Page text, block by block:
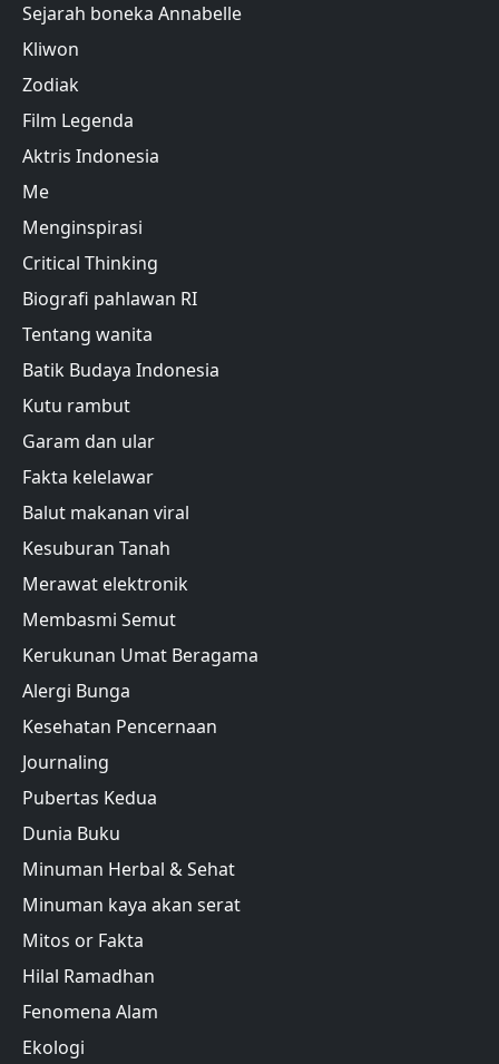
Sejarah boneka Annabelle
Kliwon
Zodiak
Film Legenda
Aktris Indonesia
Me
Menginspirasi
Critical Thinking
Biografi pahlawan RI
Tentang wanita
Batik Budaya Indonesia
Kutu rambut
Garam dan ular
Fakta kelelawar
Balut makanan viral
Kesuburan Tanah
Merawat elektronik
Membasmi Semut
Kerukunan Umat Beragama
Alergi Bunga
Kesehatan Pencernaan
Journaling
Pubertas Kedua
Dunia Buku
Minuman Herbal & Sehat
Minuman kaya akan serat
Mitos or Fakta
Hilal Ramadhan
Fenomena Alam
Ekologi